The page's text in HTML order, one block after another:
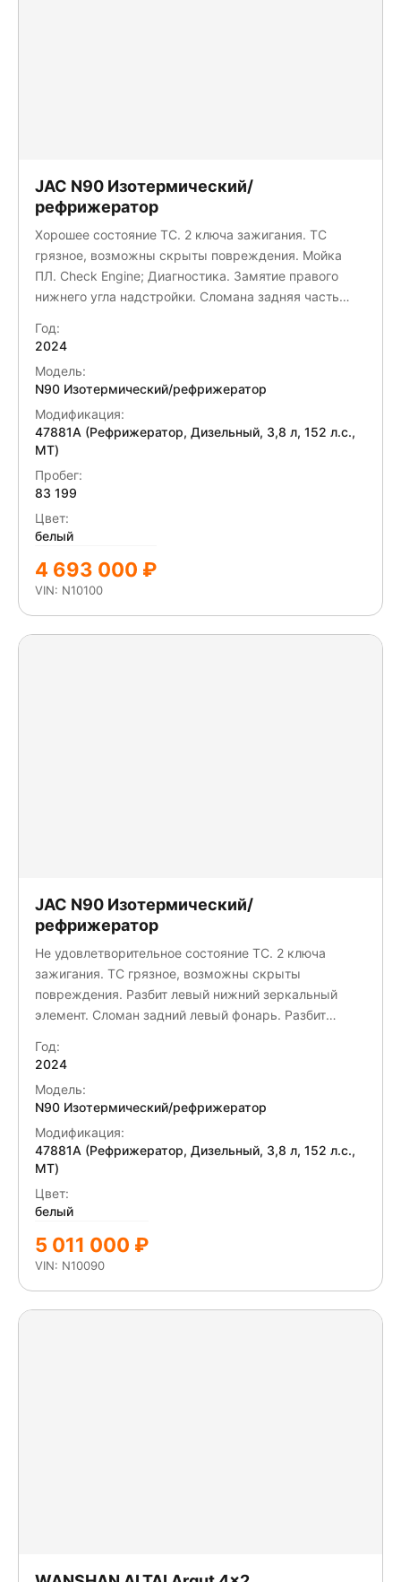
JAC N90 Изотермический/
рефрижератор
Хорошее состояние ТС. 2 ключа зажигания. ТС
грязное, возможны скрыты повреждения. Мойка
ПЛ. Check Engine; Диагностика. Замятие правого
нижнего угла надстройки. Сломана задняя часть
брызговик. Отсутствует боковая защита с правой
справа. Трещина зеркального элемента.
Отсутствует задний противооткатный брус.
Год:
2024
Модель:
N90 Изотермический/рефрижератор
Модификация:
47881A (Рефрижератор, Дизельный, 3,8 л, 152 л.с.,
МТ)
Пробег:
83 199
Цвет:
белый
4 693 000 ₽
VIN: N10100
JAC N90 Изотермический/
рефрижератор
Не удовлетворительное состояние ТС. 2 ключа
зажигания. ТС грязное, возможны скрыты
повреждения. Разбит левый нижний зеркальный
элемент. Сломан задний левый фонарь. Разбит
левой двери. Сломан задний правый подкрылок.
отсутствует часть ДВС; Предположительно, ГБЦ; На
фото, ДВС отсутствует полностью; Диагностика.
Отсутствует МКПП. Отсутствует карданный вал.
Требуется осмотр, в условиях СТОА, с дефектовкой
и составлением заказ нарядов.
Год:
2024
Модель:
N90 Изотермический/рефрижератор
Модификация:
47881A (Рефрижератор, Дизельный, 3,8 л, 152 л.с.,
МТ)
Цвет:
белый
5 011 000 ₽
VIN: N10090